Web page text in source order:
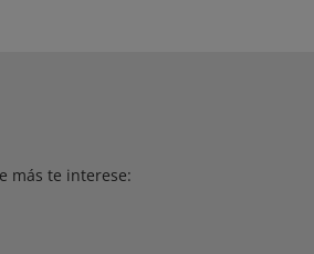
más te interese: